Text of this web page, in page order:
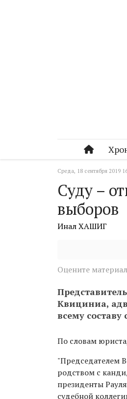
Среда, 18 сентября 2019
Суду –
выборов
Инал ХАШИГ
Оцените материал
Квициниа,
всему составу
По словам
"Председателем
родством с
президенты
судебной